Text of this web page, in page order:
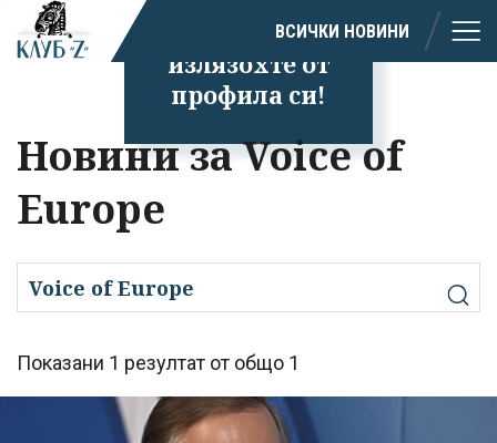
Успешно
излязохте от
профила си!
ВСИЧКИ НОВИНИ
Новини за Voice of
Europe
Показани 1 резултат от общо 1